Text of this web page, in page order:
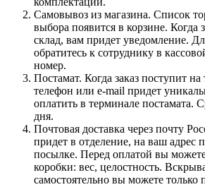
Самовывоз из магазина. Список
выбора появится в корзине. Когда
склад, вам придет уведомление.
обратитесь к сотруднику в
номер.
Постамат. Когда заказ поступит
телефон или e-mail придет
оплатить в терминале постамата.
дня.
Почтовая доставка через почту
придет в отделение, на ваш адрес
посылке. Перед оплатой вы
коробки: вес, целостность.
самостоятельно вы можете только